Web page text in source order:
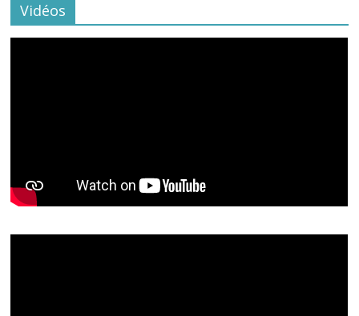
Vidéos